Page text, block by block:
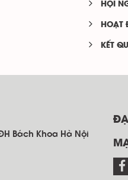
HỘI
HOẠT
KẾT
Bách Khoa Hà Nội